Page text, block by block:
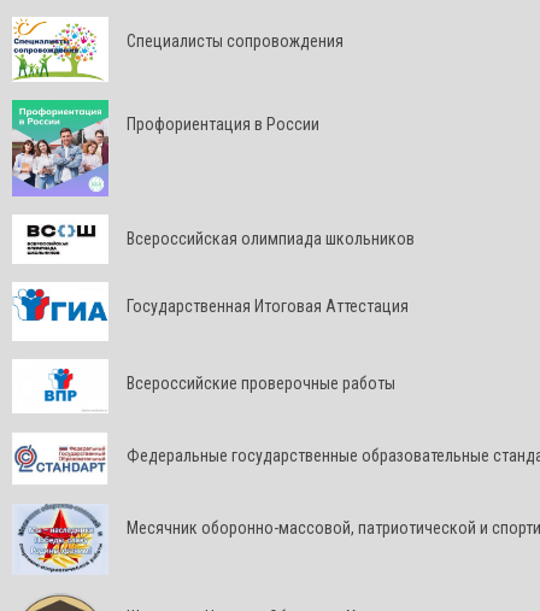
Специалисты сопровождения
Профориентация в России
Всероссийская олимпиада школьников
Государственная Итоговая Аттестация
Всероссийские проверочные работы
Федеральные государственные образовательные
Месячник оборонно-массовой, патриотической и